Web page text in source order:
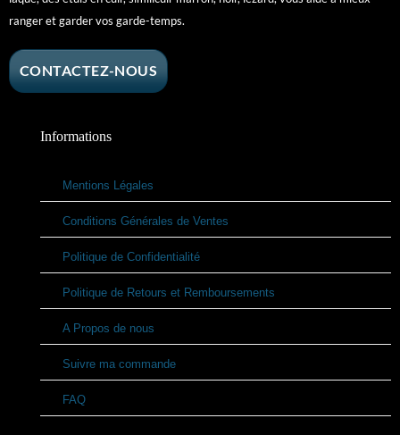
ranger et garder vos garde-temps.
CONTACTEZ-NOUS
Informations
Mentions Légales
Conditions Générales de Ventes
Politique de Confidentialité
Politique de Retours et Remboursements
A Propos de nous
Suivre ma commande
FAQ